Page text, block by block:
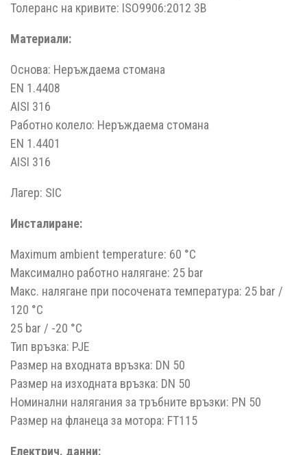
Толеранс на кривите: ISO9906:2012 3B
Материали:
Основа: Неръждаема стомана
EN 1.4408
AISI 316
Работно колело: Неръждаема стомана
EN 1.4401
AISI 316
Лагер: SIC
Инсталиране:
Maximum ambient temperature: 60 °C
Максимално работно налягане: 25 bar
Макс. налягане при посочената температура: 25 bar /
120 °C
25 bar / -20 °C
Тип връзка: PJE
Размер на входната връзка: DN 50
Размер на изходната връзка: DN 50
Номинални налягания за тръбните връзки: PN 50
Размер на фланеца за мотора: FT115
Електрич. данни: